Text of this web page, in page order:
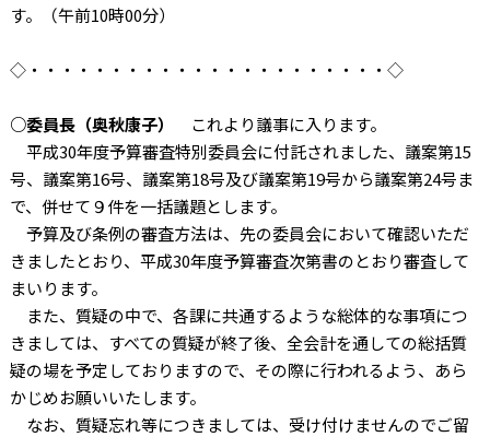
す。（午前10時00分）
◇・・・・・・・・・・・・・・・・・・・・・・◇
○委員長（奥秋康子）
これより議事に入ります。
平成30年度予算審査特別委員会に付託されました、議案第15
号、議案第16号、議案第18号及び議案第19号から議案第24号ま
で、併せて９件を一括議題とします。
予算及び条例の審査方法は、先の委員会において確認いただ
きましたとおり、平成30年度予算審査次第書のとおり審査して
まいります。
また、質疑の中で、各課に共通するような総体的な事項につ
きましては、すべての質疑が終了後、全会計を通しての総括質
疑の場を予定しておりますので、その際に行われるよう、あら
かじめお願いいたします。
なお、質疑忘れ等につきましては、受け付けませんのでご留